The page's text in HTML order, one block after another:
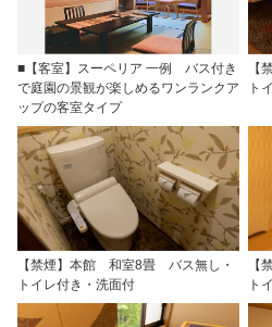
■【客室】スーペリア 一例 バス付き
で庭園の景観が楽しめるワンランクア
ップの客室タイプ
【
ト
【禁煙】本館 和室8畳 バス無し・
トイレ付き・洗面付
【
ト